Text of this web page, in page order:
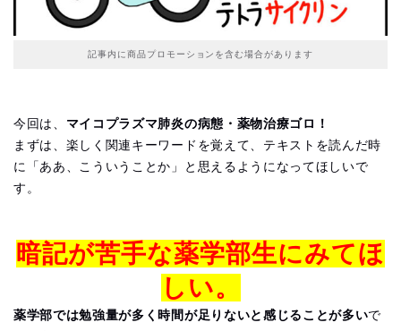
記事内に商品プロモーションを含む場合があります
今回は、 マイコプラズマ肺炎の病態・薬物治療ゴロ！
まずは、楽しく関連キーワードを覚えて、テキストを読んだ時
に「ああ、こういうことか」と思えるようになってほしいで
す。
暗記が苦手な薬学部生にみてほ
しい。
薬学部では勉強量が多く時間が足りないと感じることが多いで